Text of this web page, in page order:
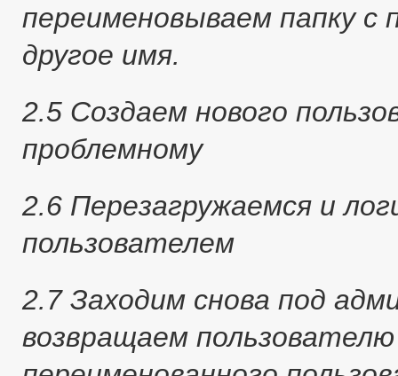
переименовываем папку с
другое имя.
2.5 Создаем нового
проблемному
2.6 Перезагружаемся и
пользователем
2.7 Заходим снова под
возвращаем